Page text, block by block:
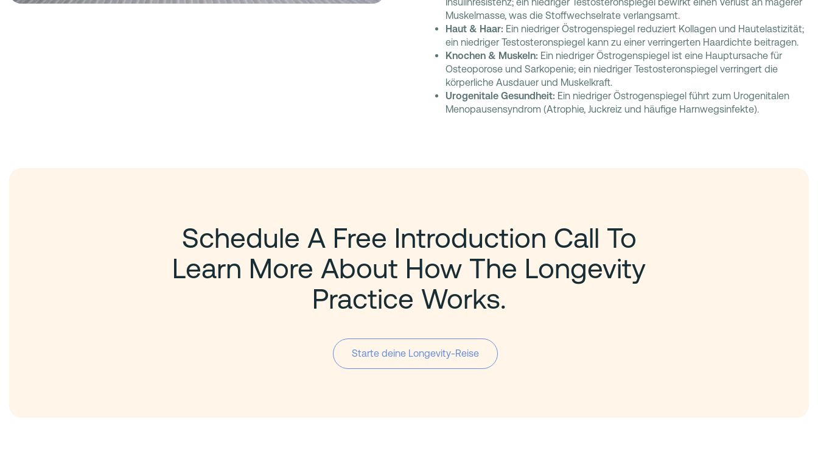
Muskelmasse, was die Stoffwechselrate verlangsamt.
Haut & Haar: Ein niedriger Östrogenspiegel reduziert Kollagen und Hautelastizität;
ein niedriger Testosteronspiegel kann zu einer verringerten Haardichte beitragen.
Knochen & Muskeln: Ein niedriger Östrogenspiegel ist eine Hauptursache für
Osteoporose und Sarkopenie; ein niedriger Testosteronspiegel verringert die
körperliche Ausdauer und Muskelkraft.
Urogenitale Gesundheit: Ein niedriger Östrogenspiegel führt zum Urogenitalen
Menopausensyndrom (Atrophie, Juckreiz und häufige Harnwegsinfekte).
Schedule A Free Introduction Call To
Learn More About How The Longevity
Practice Works.
Starte deine Longevity-Reise